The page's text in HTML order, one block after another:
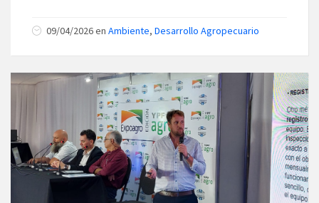
09/04/2026en Ambiente, Desarrollo Agropecuario